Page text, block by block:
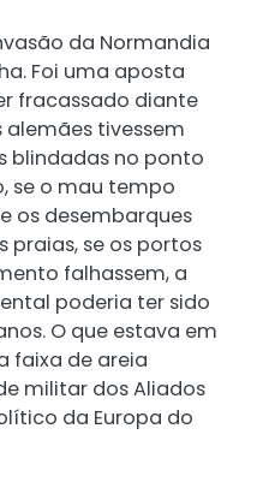
da Normandia
Foi uma aposta
fracassado diante
alemães tivessem
blindadas no ponto
se o mau tempo
os desembarques
praias, se os portos
falhassem, a
poderia ter sido
O que estava em
faixa de areia
militar dos Aliados
da Europa do